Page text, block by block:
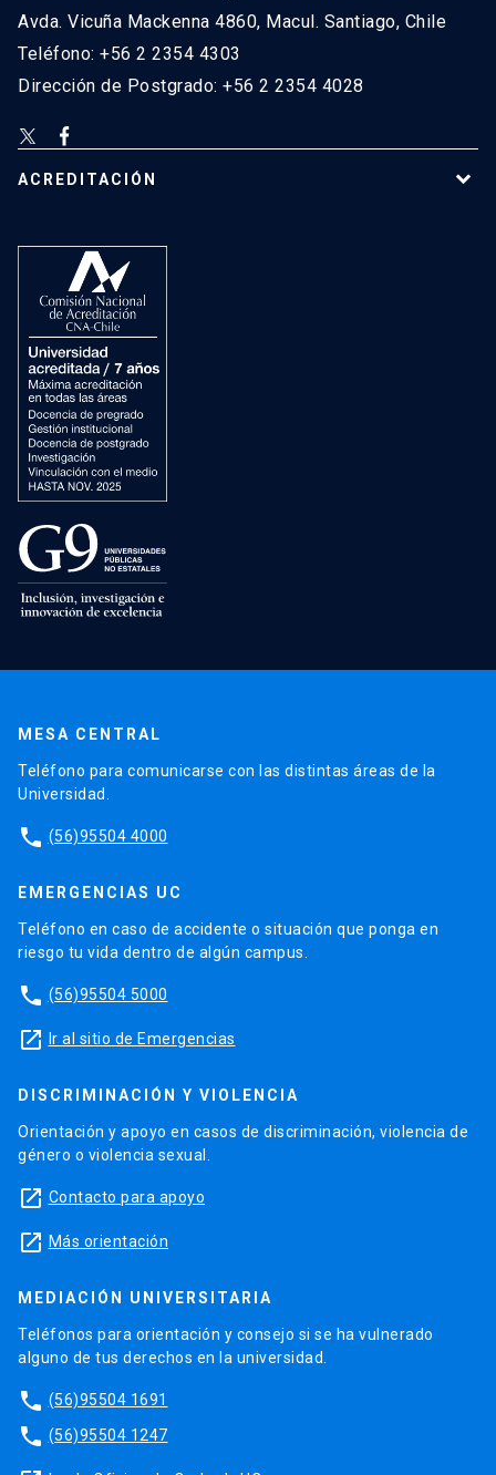
Avda. Vicuña Mackenna 4860, Macul. Santiago, Chile
Teléfono: +56 2 2354 4303
Dirección de Postgrado: +56 2 2354 4028
ACREDITACIÓN
MESA CENTRAL
Teléfono para comunicarse con las distintas áreas de la
Universidad.
phone (56)95504 4000
EMERGENCIAS UC
Teléfono en caso de accidente o situación que ponga en
riesgo tu vida dentro de algún campus.
phone (56)95504 5000
launch Ir al sitio de Emergencias
DISCRIMINACIÓN Y VIOLENCIA
Orientación y apoyo en casos de discriminación, violencia de
género o violencia sexual.
launch Contacto para apoyo
launch Más orientación
MEDIACIÓN UNIVERSITARIA
Teléfonos para orientación y consejo si se ha vulnerado
alguno de tus derechos en la universidad.
phone (56)95504 1691
phone (56)95504 1247